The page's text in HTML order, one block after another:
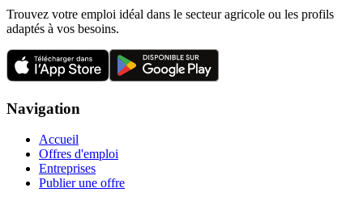
Trouvez votre emploi idéal dans le secteur agricole ou les profils
adaptés à vos besoins.
Navigation
Accueil
Offres d'emploi
Entreprises
Publier une offre